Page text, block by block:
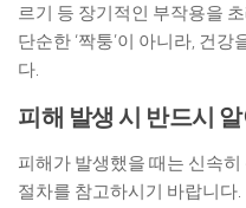
르기 등 장기적인 부작용을
단순한 ‘짝퉁’이 아니라, 건
다.
피해 발생 시 반드시
피해가 발생했을 때는 신속
절차를 참고하시기 바랍니다.